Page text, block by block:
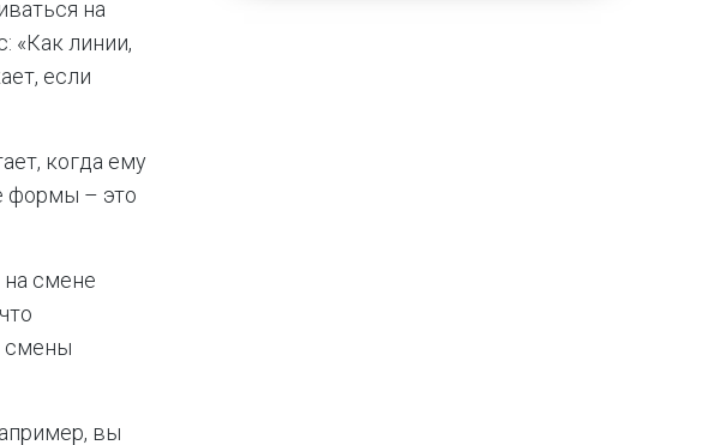
на
«Как линии,
если
когда ему
формы – это
смене
смены
вы